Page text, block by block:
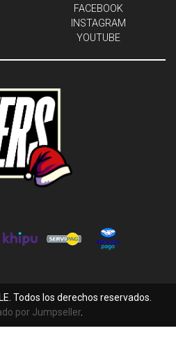
FACEBOOK
INSTAGRAM
YOUTUBE
Todos los derechos reservados.
por Jumpseller.